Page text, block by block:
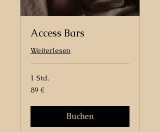
Access Bars
Weiterlesen
1 Std.
89
Euro
89 €
Buchen